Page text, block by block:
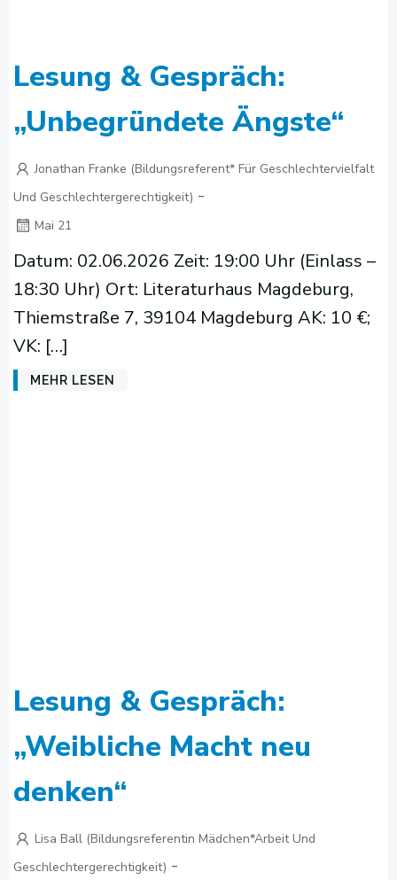
Lesung & Gespräch:
„Unbegründete Ängste“
Jonathan Franke (Bildungsreferent* Für Geschlechtervielfalt
Und Geschlechtergerechtigkeit) -
Mai 21
Datum: 02.06.2026 Zeit: 19:00 Uhr (Einlass –
18:30 Uhr) Ort: Literaturhaus Magdeburg,
Thiemstraße 7, 39104 Magdeburg AK: 10 €;
VK: […]
MEHR LESEN
Lesung & Gespräch:
„Weibliche Macht neu
denken“
Lisa Ball (Bildungsreferentin Mädchen*arbeit Und
Geschlechtergerechtigkeit) -